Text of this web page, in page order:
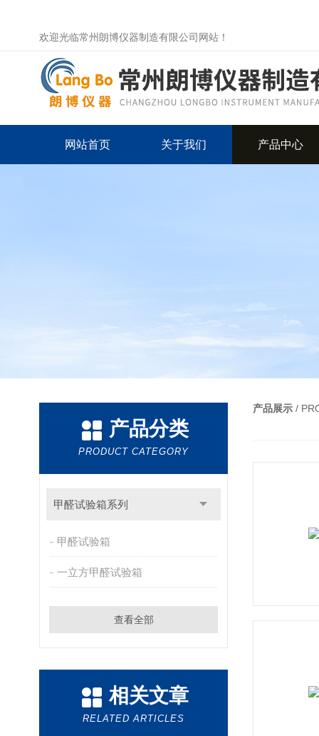
欢迎光临常州朗博仪器制造有限公司网站！
网站首页 关于我们 产品中心
产品分类
PRODUCT CATEGORY
甲醛试验箱系列
甲醛试验箱
一立方甲醛试验箱
查看全部
相关文章
RELATED ARTICLES
产品展示 /